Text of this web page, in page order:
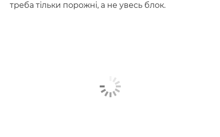
треба тільки порожні, а не увесь блок.